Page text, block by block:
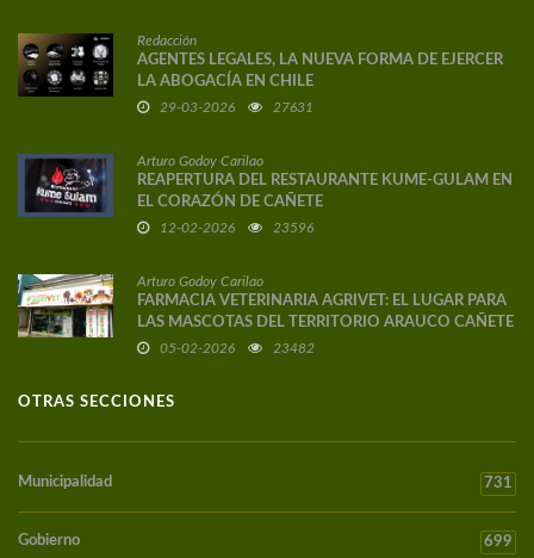
Redacción
AGENTES LEGALES, LA NUEVA FORMA DE EJERCER
LA ABOGACÍA EN CHILE
29-03-2026 27631
Arturo Godoy Carilao
REAPERTURA DEL RESTAURANTE KUME-GULAM EN
EL CORAZÓN DE CAÑETE
12-02-2026 23596
Arturo Godoy Carilao
FARMACIA VETERINARIA AGRIVET: EL LUGAR PARA
LAS MASCOTAS DEL TERRITORIO ARAUCO CAÑETE
05-02-2026 23482
OTRAS SECCIONES
Municipalidad 731
Gobierno 699